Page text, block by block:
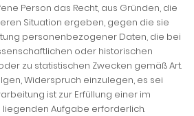
Person das Recht, aus Gründen, die
Situation ergeben, gegen die sie
personenbezogener Daten, die bei
oder historischen
zu statistischen Zwecken gemäß Art.
Widerspruch einzulegen, es sei
ist zur Erfüllung einer im
Aufgabe erforderlich.